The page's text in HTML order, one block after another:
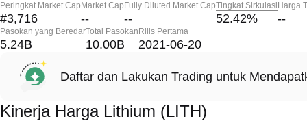
Peringkat Market Cap
#3,716
Market Cap
--
Fully Diluted Market Cap
--
Tingkat Sirkulasi
52.42%
Harga
--
Pasokan yang Beredar
5.24B
Total Pasokan
10.00B
Rilis Pertama
2021-06-20
Daftar dan Lakukan Trading untuk
Kinerja Harga Lithium (LITH)